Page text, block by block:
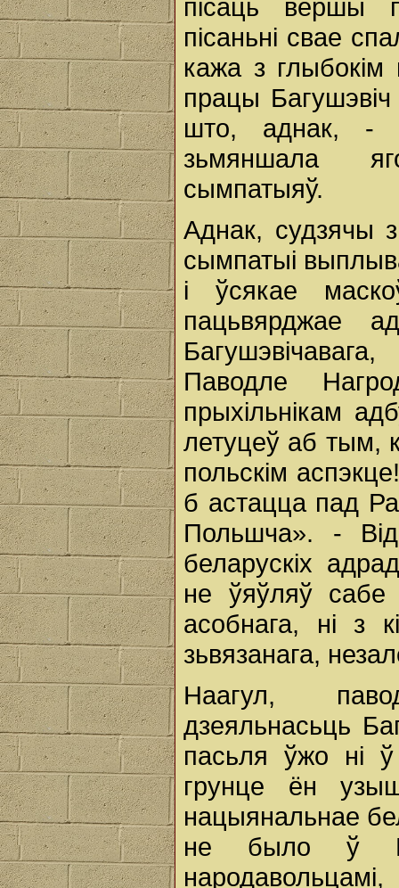
пісаць вершы
пісаньні свае
кажа з глыбокім
працы
што, аднак, -
зьмяншала
сымпатыяў.
Аднак, судзячы
сымпатыі
і ўсякае
пацьвярджае
Паводле
прыхільнікам
летуцеў аб тым,
польскім
б астацца пад
Польшча». -
беларускіх
не ўяўляў сабе
асобнага, ні з
зьвязанага,
Наагул,
дзеяльнасьць
пасьля ўжо ні
грунце ён
нацыянальнае
не было ў